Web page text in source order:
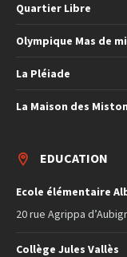
Quartier Libre
Olympique Mas de
La Pléiade
La Maison des
EDUCATION
Ecole élémentaire
20 rue Agrippa
Collège Jules Vallès